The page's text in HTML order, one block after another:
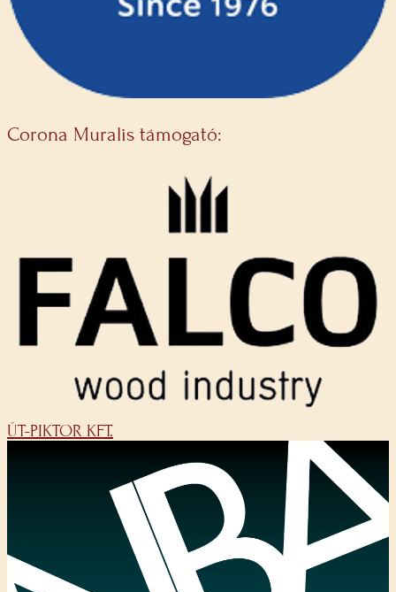
Corona Muralis támogató:
ÚT-PIKTOR KFT.